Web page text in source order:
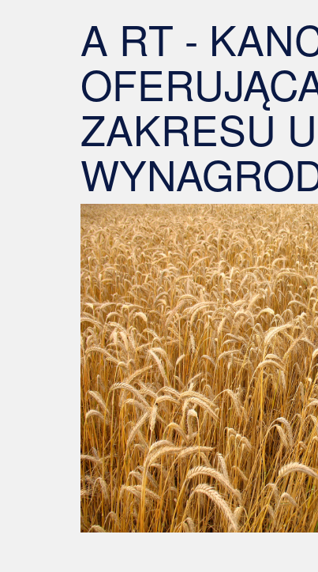
A RT -
ZAKRESU